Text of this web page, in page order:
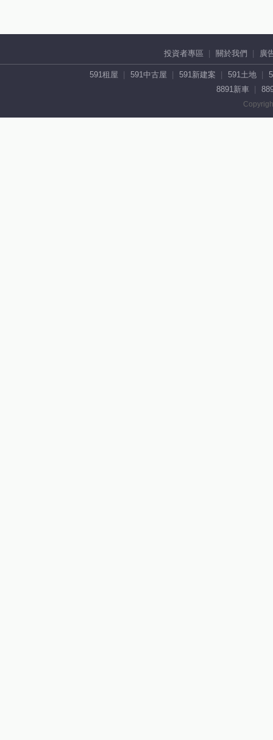
投資者專區 關於我們 廣
591租屋 591中古屋 591新建案 591土地
8891新車